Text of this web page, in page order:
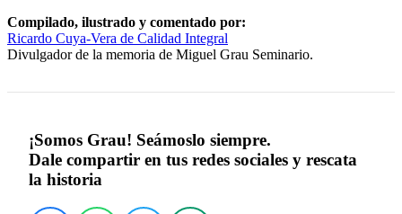
Compilado, ilustrado y comentado por:
Ricardo Cuya-Vera de Calidad Integral
Divulgador de la memoria de Miguel Grau Seminario.
¡Somos Grau! Seámoslo siempre.
Dale compartir en tus redes sociales y rescata
la historia